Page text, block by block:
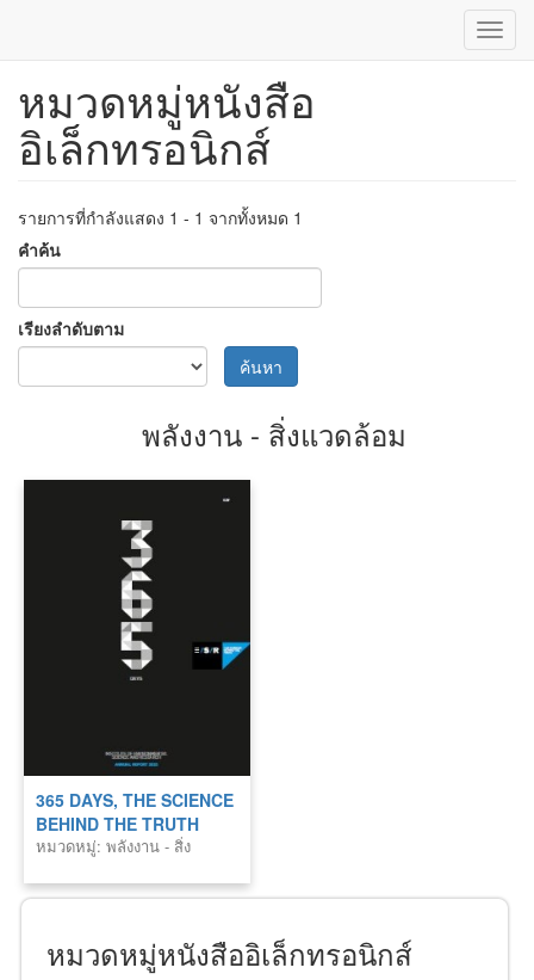
ข้าม
เนื้อหา
หมวดหมู่หนังสือ
อิเล็กทรอนิกส์
รายการที่กำลังแสดง 1 - 1 จากทั้งหมด 1
คำค้น
เรียงลำดับตาม
ค้นหา
พลังงาน - สิ่งแวดล้อม
365 DAYS, THE SCIENCE
BEHIND THE TRUTH
หมวดหมู่: พลังงาน - สิ่ง
หมวดหมู่หนังสืออิเล็กทรอนิกส์